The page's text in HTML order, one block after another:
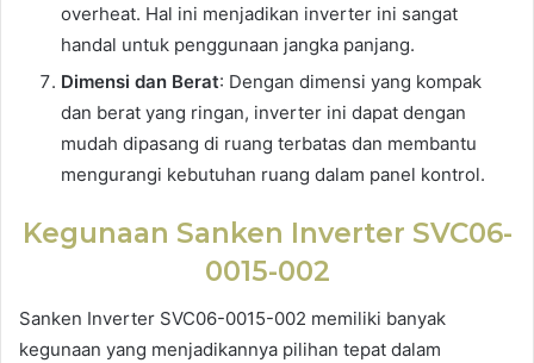
overheat. Hal ini menjadikan inverter ini sangat
handal untuk penggunaan jangka panjang.
Dimensi dan Berat: Dengan dimensi yang kompak
dan berat yang ringan, inverter ini dapat dengan
mudah dipasang di ruang terbatas dan membantu
mengurangi kebutuhan ruang dalam panel kontrol.
Kegunaan Sanken Inverter SVC06-
0015-002
Sanken Inverter SVC06-0015-002 memiliki banyak
kegunaan yang menjadikannya pilihan tepat dalam